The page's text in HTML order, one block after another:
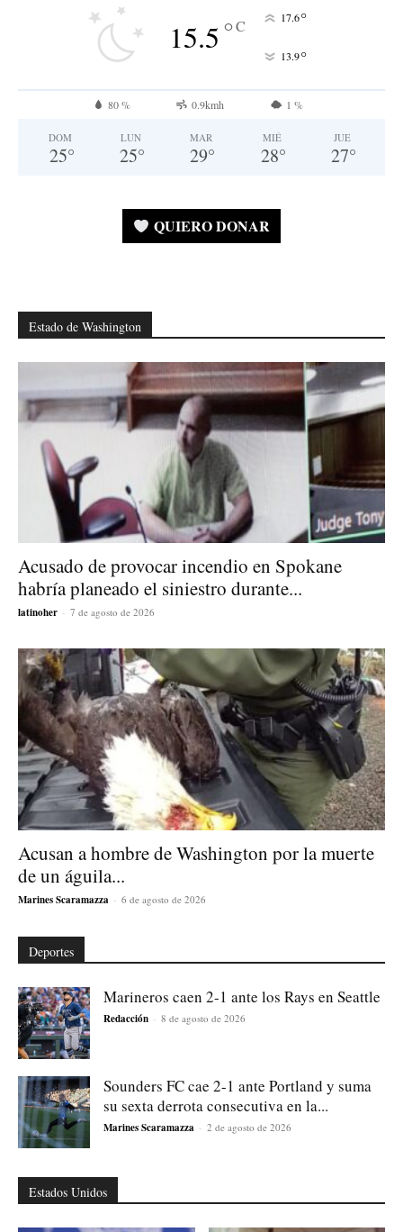
15.5°C 17.6°
13.9°
80 % 0.9kmh 1 %
DOM
25°
LUN
25°
MAR
29°
MIÉ
28°
JUE
27°
QUIERO DONAR
Estado de Washington
Acusado de provocar incendio en Spokane
habría planeado el siniestro durante...
latinoher - 7 de agosto de 2026
Acusan a hombre de Washington por la muerte
de un águila...
Marines Scaramazza - 6 de agosto de 2026
Deportes
Marineros caen 2-1 ante los Rays en Seattle
Redacción - 8 de agosto de 2026
Sounders FC cae 2-1 ante Portland y suma
su sexta derrota consecutiva en la...
Marines Scaramazza - 2 de agosto de 2026
Estados Unidos